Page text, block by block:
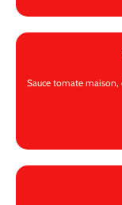
Sauce tomate